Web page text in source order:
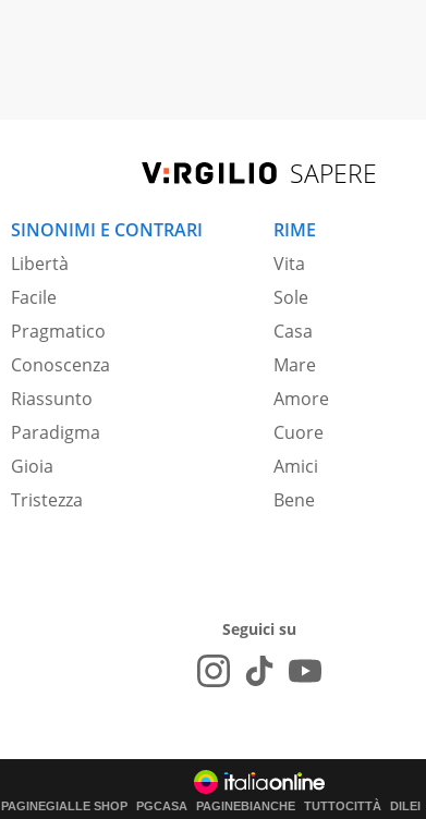
SAPERE
SINONIMI E CONTRARI
Libertà
Facile
Pragmatico
Conoscenza
Riassunto
Paradigma
Gioia
Tristezza
RIME
Vita
Sole
Casa
Mare
Amore
Cuore
Amici
Bene
Seguici su
PAGINEGIALLE SHOP PGCASA PAGINEBIANCHE TUTTOCITTÀ DILEI